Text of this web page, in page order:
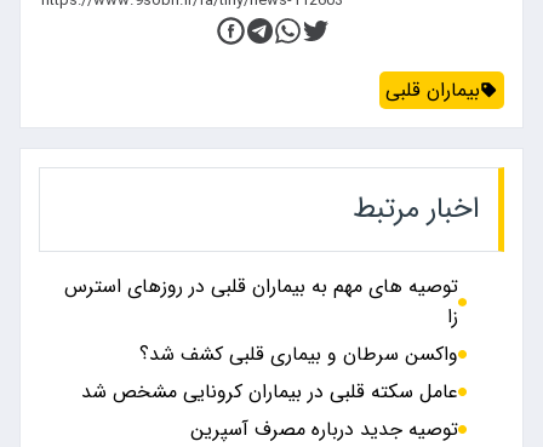
بیماران قلبی
اخبار مرتبط
توصیه های مهم به بیماران قلبی در روزهای استرس
زا
واکسن سرطان و بیماری قلبی کشف شد؟
عامل سکته قلبی در بیماران کرونایی مشخص شد
توصیه جدید درباره مصرف آسپرین